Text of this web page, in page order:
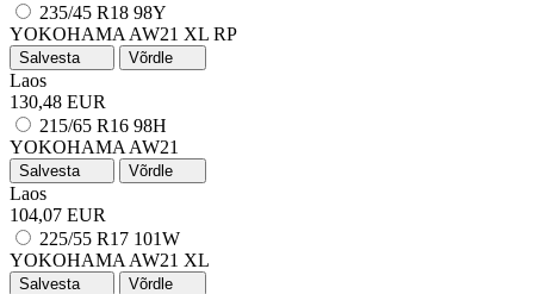
235/45 R18 98Y
YOKOHAMA AW21 XL RP
Salvesta Võrdle
Laos
130,48 EUR
215/65 R16 98H
YOKOHAMA AW21
Salvesta Võrdle
Laos
104,07 EUR
225/55 R17 101W
YOKOHAMA AW21 XL
Salvesta Võrdle